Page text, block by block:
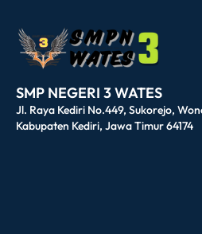
SMP NEGERI 3 WATES
Jl. Raya Kediri No.449, Sukorejo,
Kabupaten Kediri, Jawa Timur 64174